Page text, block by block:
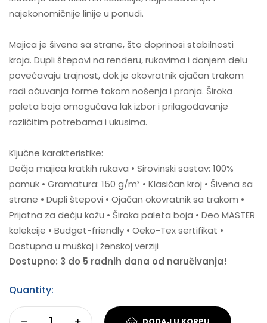
najekonomičnije linije u ponudi.
Majica je šivena sa strane, što doprinosi stabilnosti
kroja. Dupli štepovi na renderu, rukavima i donjem delu
povećavaju trajnost, dok je okovratnik ojačan trakom
radi očuvanja forme tokom nošenja i pranja. Široka
paleta boja omogućava lak izbor i prilagođavanje
različitim potrebama i ukusima.
Ključne karakteristike:
Dečja majica kratkih rukava • Sirovinski sastav: 100%
pamuk • Gramatura: 150 g/m² • Klasičan kroj • Šivena sa
strane • Dupli štepovi • Ojačan okovratnik sa trakom •
Prijatna za dečju kožu • Široka paleta boja • Deo MASTER
kolekcije • Budget-friendly • Oeko-Tex sertifikat •
Dostupna u muškoj i ženskoj verziji
Dostupno: 3 do 5 radnih dana od naručivanja!
Quantity: